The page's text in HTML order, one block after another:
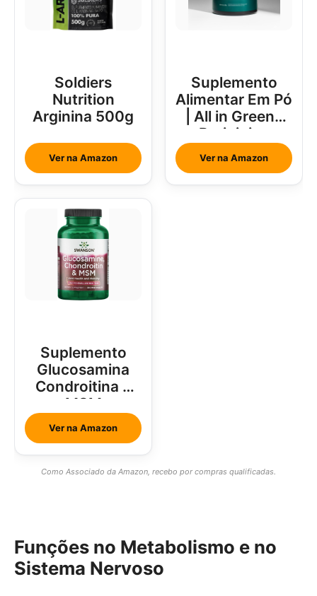
Soldiers
Nutrition
Arginina 500g
Ver na Amazon
Suplemento
Alimentar Em Pó
| All in Greens
Brainjuice
Abacaxi Com
Hortelã
Ver na Amazon
Suplemento
Glucosamina
Condroitina e
MSM
Ver na Amazon
Como Associado da Amazon, recebo por compras qualificadas.
Funções no Metabolismo e no
Sistema Nervoso